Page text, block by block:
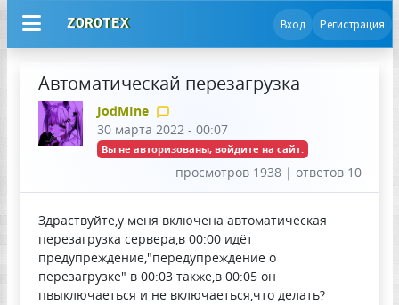
ZOROTEX Вход Регистрация
Автоматическай перезагрузка
JodMIne
30 марта 2022 - 00:07
Вы не авторизованы, войдите на сайт.
просмотров 1938 | ответов 10
Здраствуйте,у меня включена автоматическая
перезагрузка сервера,в 00:00 идёт
предупреждение,"передупреждение о
перезагрузке" в 00:03 также,в 00:05 он
пвыключаеться и не включаеться,что делать?